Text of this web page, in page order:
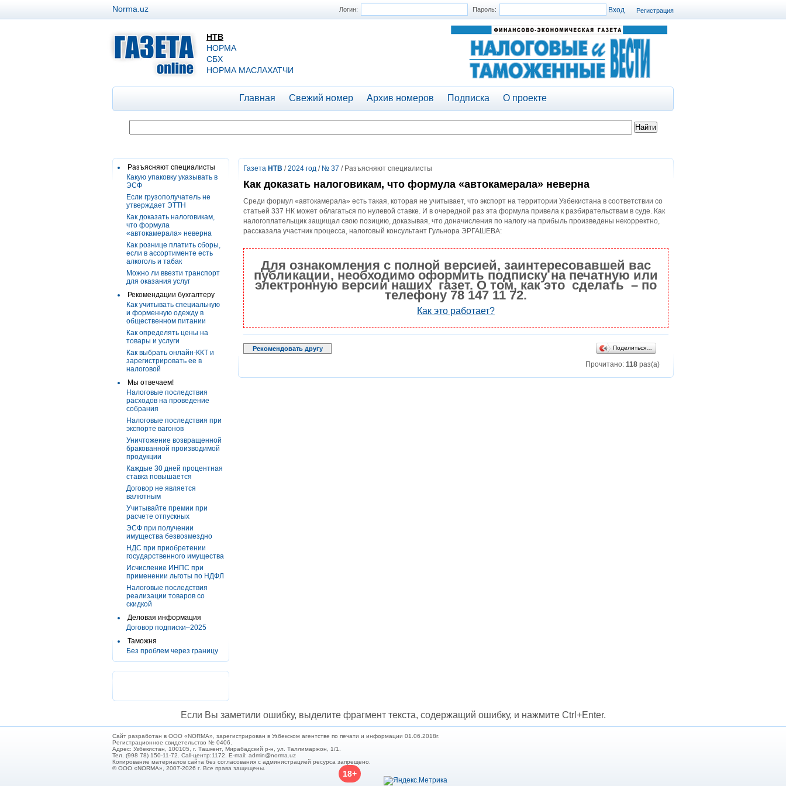
Регистрация
Логин: Пароль:
Norma.uz
НТВ
НОРМА
СБХ
НОРМА МАСЛАХАТЧИ
Главная Свежий номер Архив номеров Подписка О проекте
Разъясняют специалисты
Какую упаковку указывать в
ЭСФ
Если грузополучатель не
утверждает ЭТТН
Как доказать налоговикам,
что формула
«автокамерала» неверна
Как рознице платить сборы,
если в ассортименте есть
алкоголь и табак
Можно ли ввезти транспорт
для оказания услуг
Рекомендации бухгалтеру
Как учитывать специальную
и форменную одежду в
общественном питании
Как определять цены на
товары и услуги
Как выбрать онлайн-ККТ и
зарегистрировать ее в
налоговой
Мы отвечаем!
Налоговые последствия
расходов на проведение
собрания
Налоговые последствия при
экспорте вагонов
Уничтожение возвращенной
бракованной производимой
продукции
Каждые 30 дней процентная
ставка повышается
Договор не является
валютным
Учитывайте премии при
расчете отпускных
ЭСФ при получении
имущества безвозмездно
НДС при приобретении
государственного имущества
Исчисление ИНПС при
применении льготы по НДФЛ
Налоговые последствия
реализации товаров со
скидкой
Деловая информация
Договор подписки–2025
Таможня
Без проблем через границу
Газета НТВ /2024 год / № 37 / Разъясняют специалисты
Как доказать налоговикам, что формула «автокамерала» неверна
Среди формул «автокамерала» есть такая, которая не учитывает, что экспорт на территории Узбекистана в соответствии со
статьей 337 НК может облагаться по нулевой ставке. И в очередной раз эта формула привела к разбирательствам в суде. Как
налогоплательщик защищал свою позицию, доказывая, что доначисления по налогу на прибыль произведены некорректно,
рассказала участник процесса, налоговый консультант Гульнора ­ЭРГАШЕВА:
Для ознакомления с полной версией, заинтересовавшей вас
публикации, необходимо оформить подписку на печатную или
электронную версии наших газет. О том, как это сделать – по
телефону 78 147 11 72.
Как это работает?
Рекомендовать другу Поделиться…
Прочитано: 118 раз(а)
Если Вы заметили ошибку, выделите фрагмент текста, содержащий ошибку, и нажмите Ctrl+Enter.
Сайт разработан в ООО «NORMA», зарегистрирован в Узбекском агентстве по печати и информации 01.06.2018г.
Регистрационное свидетельство № 0406.
Адрес: Узбекистан, 100105, г. Ташкент, Мирабадский р-н, ул. Таллимаржон, 1/1.
Тел. (998 78) 150-11-72. Call-центр:1172. E-mail: admin@norma.uz
Копирование материалов сайта без согласования с администрацией ресурса запрещено.
© ООО «NORMA», 2007-2026 г. Все права защищены.
18+